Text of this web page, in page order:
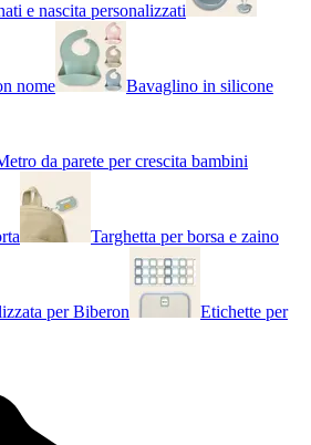
e nascita personalizzati
nome Bavaglino in silicone
da parete per crescita bambini
Targhetta per borsa e zaino
per Biberon
Etichette per